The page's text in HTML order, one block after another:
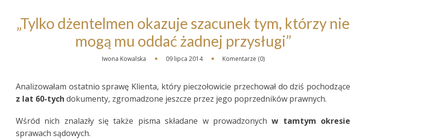
„Tylko dżentelmen okazuje szacunek tym, którzy nie
mogą mu oddać żadnej przysługi”
Iwona Kowalska 09 lipca 2014 Komentarze (0)
Analizowałam ostatnio sprawę Klienta, który pieczołowicie przechował do dziś pochodzące
z lat 60-tych dokumenty, zgromadzone jeszcze przez jego poprzedników prawnych.
Wśród nich znalazły się także pisma składane w prowadzonychw tamtym okresie
sprawach sądowych.